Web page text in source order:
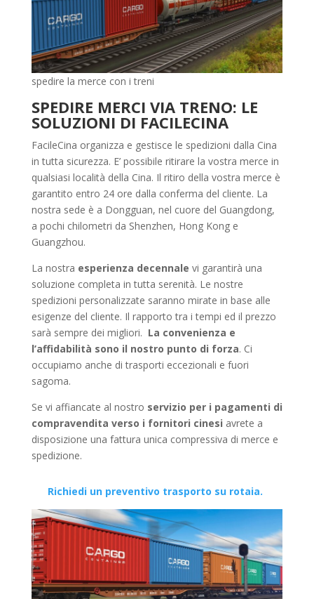
spedire la merce con i treni
SPEDIRE MERCI VIA TRENO: LE
SOLUZIONI DI FACILECINA
FacileCina organizza e gestisce le spedizioni dalla Cina
in tutta sicurezza. E’ possibile ritirare la vostra merce in
qualsiasi località della Cina. Il ritiro della vostra merce è
garantito entro 24 ore dalla conferma del cliente. La
nostra sede è a Dongguan, nel cuore del Guangdong,
a pochi chilometri da Shenzhen, Hong Kong e
Guangzhou.
La nostra esperienza decennale vi garantirà una
soluzione completa in tutta serenità. Le nostre
spedizioni personalizzate saranno mirate in base alle
esigenze del cliente. Il rapporto tra i tempi ed il prezzo
sarà sempre dei migliori. La convenienza e
l’affidabilità sono il nostro punto di forza. Ci
occupiamo anche di trasporti eccezionali e fuori
sagoma.
Se vi affiancate al nostro servizio per i pagamenti di
compravendita verso i fornitori cinesi avrete a
disposizione una fattura unica compressiva di merce e
spedizione.
Richiedi un preventivo trasporto su rotaia.